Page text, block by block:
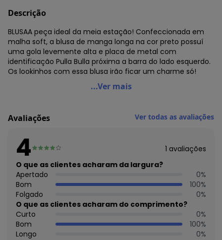
Descrição
BLUSAA peça ideal da meia estação! Confeccionada em
malha soft, a blusa de manga longa na cor preto possuí
uma gola levemente alta e placa de metal com
identificação Pulla Bulla próxima a barra do lado esquerdo.
Os lookinhos com essa blusa irão ficar um charme só!
Pulla Bulla - Blusa Malha Tricot Preto
Modelagem: Ampla
Comprimento da Manga: Longa
Fornecedor: CONFECCOES JO JO LTDA / CNPJ
83.938.985/0001-28
Feito: no Brasil
Cuidados para conservação do produto: Melhores
cuidados para conservação da roupinha: Lavar na
máquina, no ciclo delicado, com água fria ou morna - Não
usar alvejante - Não lavar a seco - Não colocar na
secadora - Secar na vertical.
Tecido: Malha Tricot
Composição: 96%POLIESTER 4%ELASTANO
...Ver mais
Avaliações Ver todas as avaliações
4 1 avaliações
O que as clientes acharam da largura?
Apertado
0%
Bom
100%
Folgado
0%
O que as clientes acharam do comprimento?
Curto
0%
Bom
100%
Longo
0%